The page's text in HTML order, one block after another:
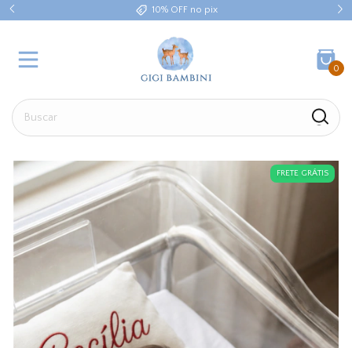
10% OFF no pix
0
FRETE GRÁTIS